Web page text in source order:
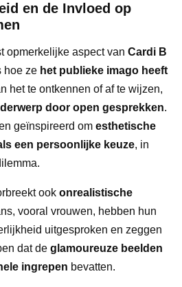
en de Invloed op
opmerkelijke aspect van Cardi B
hoe ze het publieke imago heeft
het te ontkennen of af te wijzen,
door open gesprekken.
geïnspireerd om esthetische
een persoonlijke keuze, in
ook onrealistische
vooral vrouwen, hebben hun
uitgesproken en zeggen
dat de glamoureuze beelden
ingrepen bevatten.